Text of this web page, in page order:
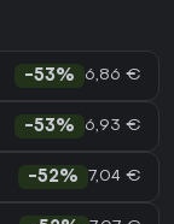
-53% 6,86 €
-53% 6,93 €
-52% 7,04 €